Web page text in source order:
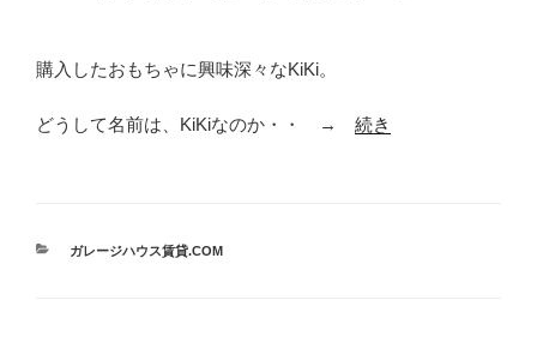
購入したおもちゃに興味深々なKiKi。
どうして名前は、KiKiなのか・・ → 続き
カ
ガレージハウス賃貸.COM